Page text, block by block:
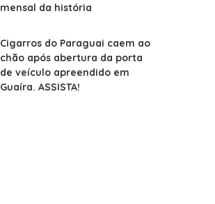
mensal da história
Cigarros do Paraguai caem ao
chão após abertura da porta
de veículo apreendido em
Guaíra. ASSISTA!